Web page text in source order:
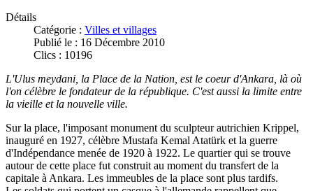
Détails
Catégorie : Villes et villages
Publié le : 16 Décembre 2010
Clics : 10196
L'Ulus meydani, la Place de la Nation, est le coeur d'Ankara, là où
l'on célèbre le fondateur de la république. C'est aussi la limite entre
la vieille et la nouvelle ville.
Sur la place, l'imposant monument du sculpteur autrichien Krippel,
inauguré en 1927, célèbre Mustafa Kemal Atatürk et la guerre
d'Indépendance menée de 1920 à 1922. Le quartier qui se trouve
autour de cette place fut construit au moment du transfert de la
capitale à Ankara. Les immeubles de la place sont plus tardifs.